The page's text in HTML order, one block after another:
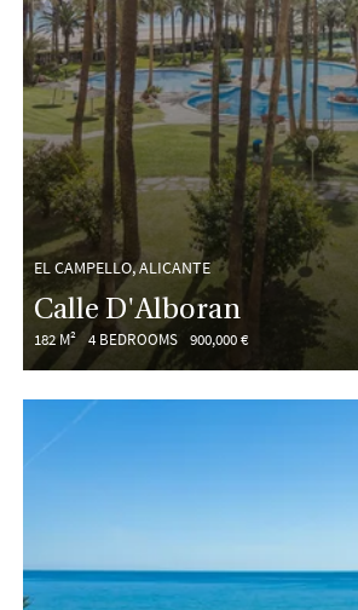
EL CAMPELLO, ALICANTE
Calle D'Alboran
182 M² 4 BEDROOMS 900,000 €